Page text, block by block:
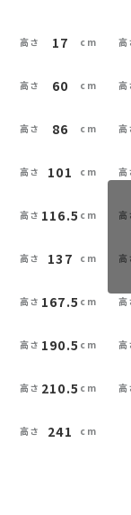
17
60
86
101
116.5
137
167.5
190.5
210.5
241